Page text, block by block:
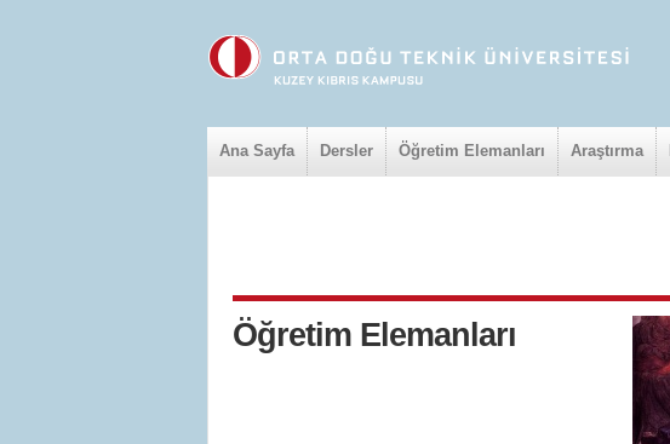
Ana Sayfa Dersler Öğretim Elemanları Araştırma
Öğretim Elemanları